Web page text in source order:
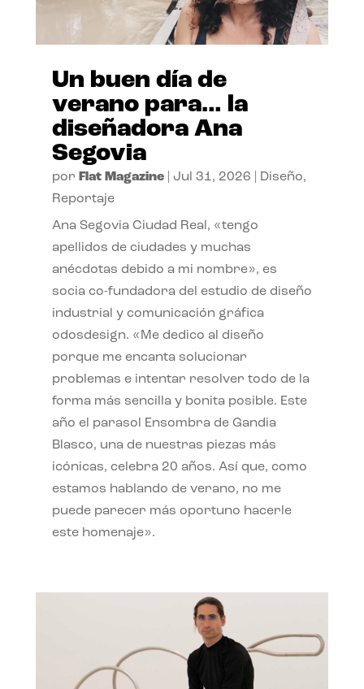
Un buen día de
verano para… la
diseñadora Ana
Segovia
por Flat Magazine| Jul 31, 2026 Diseño,
Reportaje
Ana Segovia Ciudad Real, «tengo
apellidos de ciudades y muchas
anécdotas debido a mi nombre», es
socia co-fundadora del estudio de diseño
industrial y comunicación gráfica
odosdesign. «Me dedico al diseño
porque me encanta solucionar
problemas e intentar resolver todo de la
forma más sencilla y bonita posible. Este
año el parasol Ensombra de Gandia
Blasco, una de nuestras piezas más
icónicas, celebra 20 años. Así que, como
estamos hablando de verano, no me
puede parecer más oportuno hacerle
este homenaje».